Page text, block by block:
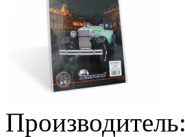
Производитель: